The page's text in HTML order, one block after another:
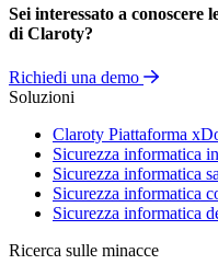
Sei interessato a conoscere
di Claroty?
Richiedi una demo
Soluzioni
Claroty Piattaforma
Sicurezza informatica
Sicurezza informatica
Sicurezza informatica
Sicurezza informatica
Ricerca sulle minacce